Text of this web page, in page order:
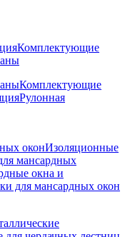
Комплектующие
Комплектующие
Рулонная
оконИзоляционные
мансардных
окна и
для мансардных окон